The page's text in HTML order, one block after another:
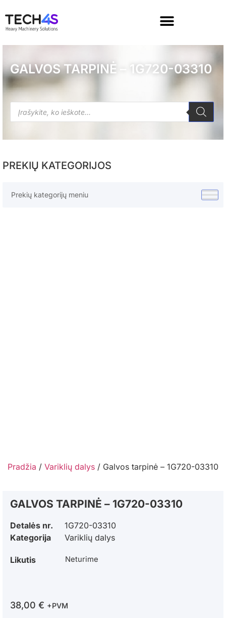
GALVOS TARPINĖ – 1G720-03310
PREKIŲ KATEGORIJOS
Prekių kategorijų meniu
Pradžia / Variklių dalys / Galvos tarpinė – 1G720-03310
GALVOS TARPINĖ – 1G720-03310
Detalės nr.
1G720-03310
Kategorija
Variklių dalys
Likutis Neturime
38,00 € +PVM